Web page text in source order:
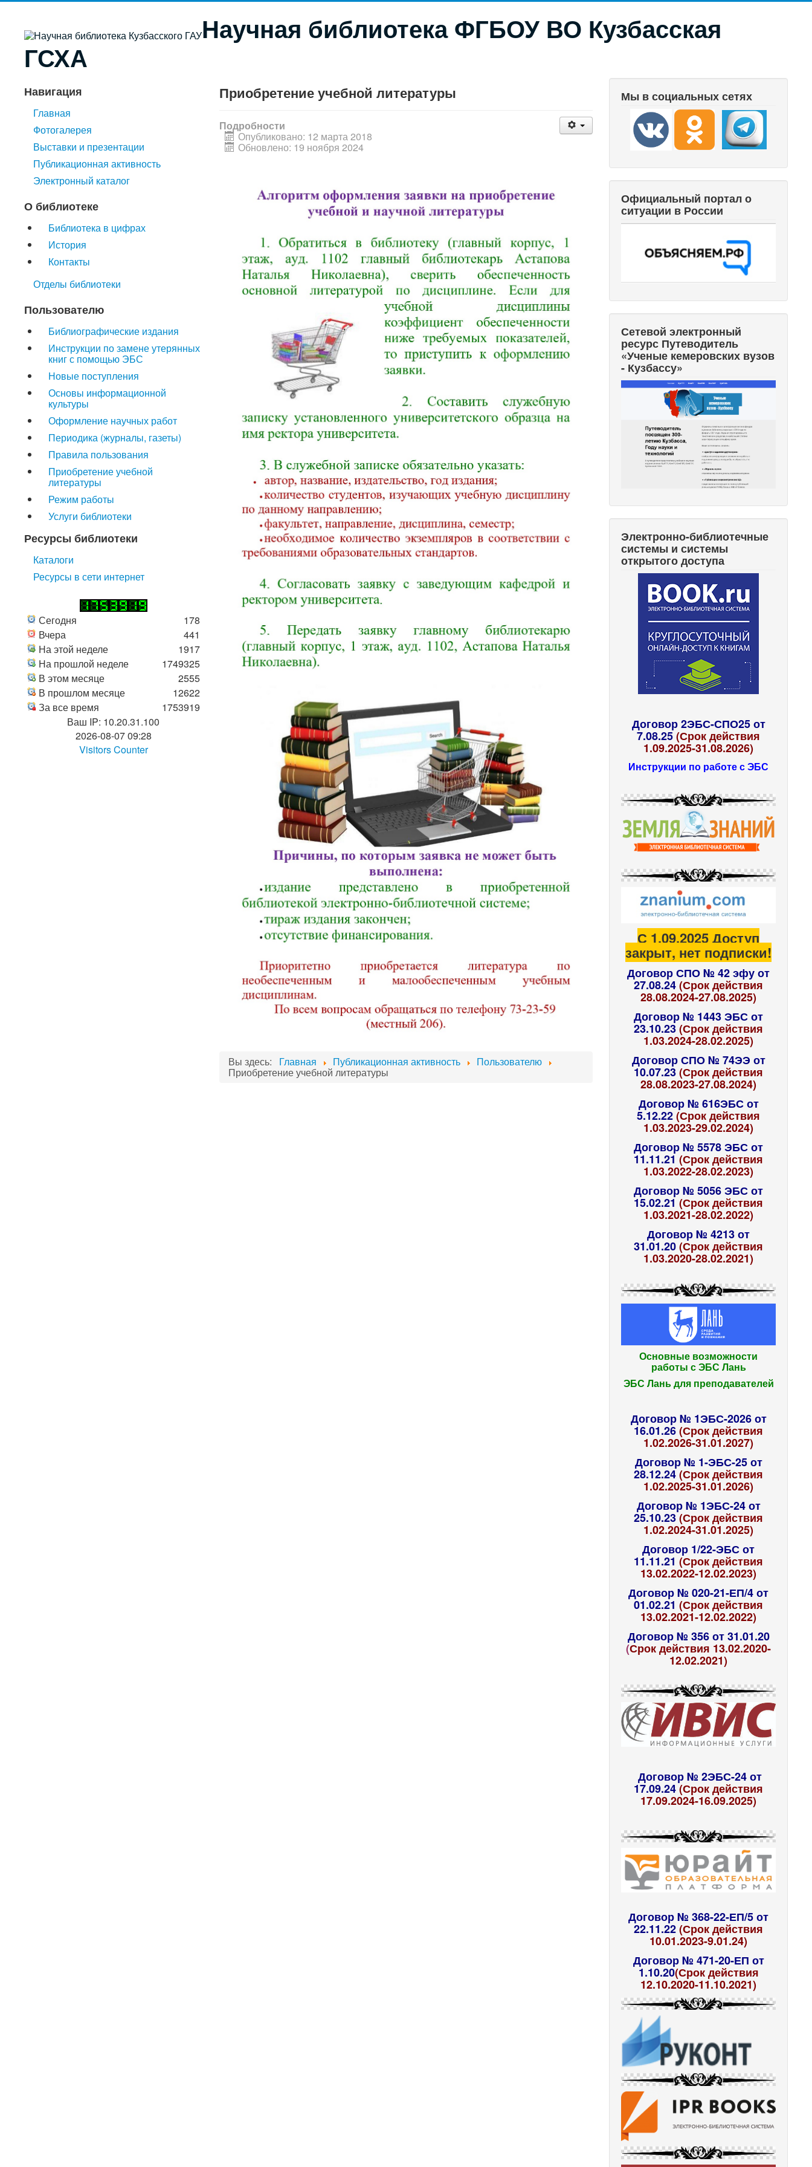
Научная библиотека ФГБОУ ВО Кузбасская
ГСХА
Навигация
Главная
Фотогалерея
Выставки и презентации
Публикационная активность
Электронный каталог
О библиотеке
Библиотека в цифрах
История
Контакты
Отделы библиотеки
Пользователю
Библиографические издания
Инструкции по замене утерянных
книг с помощью ЭБС
Новые поступления
Основы информационной
культуры
Оформление научных работ
Периодика (журналы, газеты)
Правила пользования
Приобретение учебной
литературы
Режим работы
Услуги библиотеки
Ресурсы библиотеки
Каталоги
Ресурсы в сети интернет
Сегодня
Вчера
На этой неделе
На прошлой неделе
В этом месяце
В прошлом месяце
За все время
178
441
1917
1749325
2555
12622
1753919
Ваш IP: 10.20.31.100
2026-08-07 09:28
Visitors Counter
Приобретение учебной литературы
Подробности
Опубликовано: 12 марта 2018
Обновлено: 19 ноября 2024
Вы здесь: Главная Публикационная активность Пользователю
Приобретение учебной литературы
Мы в социальных сетях
Официальный портал о
ситуации в России
Сетевой электронный
ресурс Путеводитель
«Ученые кемеровских вузов
- Кузбассу»
Электронно-библиотечные
системы и системы
открытого доступа
Договор 2ЭБС-СПО25 от
7.08.25(Срок действия
1.09.2025-31.08.2026)
Инструкции по работе с ЭБС
С 1.09.2025 Доступ
закрыт, нет подписки!
Договор СПО № 42 эфу от
27.08.24(Срок действия
28.08.2024-27.08.2025)
Договор № 1443 ЭБС от
23.10.23(Срок действия
1.03.2024-28.02.2025)
Договор СПО № 74ЭЭ от
10.07.23(Срок действия
28.08.2023-27.08.2024)
Договор № 616ЭБС от
5.12.22(Срок действия
1.03.2023-29.02.2024)
Договор № 5578 ЭБС от
11.11.21 (Срок действия
1.03.2022-28.02.2023)
Договор № 5056 ЭБС от
15.02.21 (Срок действия
1.03.2021-28.02.2022)
Договор № 4213 от
31.01.20(Срок действия
1.03.2020-28.02.2021)
Основные возможности
работы с ЭБС Лань
ЭБС Лань для преподавателей
Договор № 1ЭБС-2026 от
16.01.26(Срок действия
1.02.2026-31.01.2027)
Договор № 1-ЭБС-25 от
28.12.24(Срок действия
1.02.2025-31.01.2026)
Договор № 1ЭБС-24 от
25.10.23(Срок действия
1.02.2024-31.01.2025)
Договор 1/22-ЭБС от
11.11.21 (Срок действия
13.02.2022-12.02.2023)
Договор № 020-21-ЕП/4 от
01.02.21 (Срок действия
13.02.2021-12.02.2022)
Договор № 356 от 31.01.20
(Срок действия 13.02.2020-
12.02.2021)
Договор № 2ЭБС-24 от
17.09.24(Срок действия
17.09.2024-16.09.2025)
Договор № 368-22-ЕП/5 от
22.11.22(Срок действия
10.01.2023-9.01.24)
Договор № 471-20-ЕП от
1.10.20(Срок действия
12.10.2020-11.10.2021)